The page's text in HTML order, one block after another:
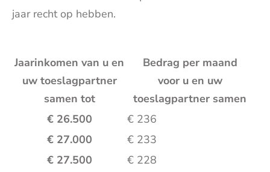
jaar recht op hebben.
Jaarinkomen van u en
uw toeslagpartner
samen tot
Bedrag per maand
voor u en uw
toeslagpartner samen
€ 26.500
€ 236
€ 27.000
€ 233
€ 27.500
€ 228